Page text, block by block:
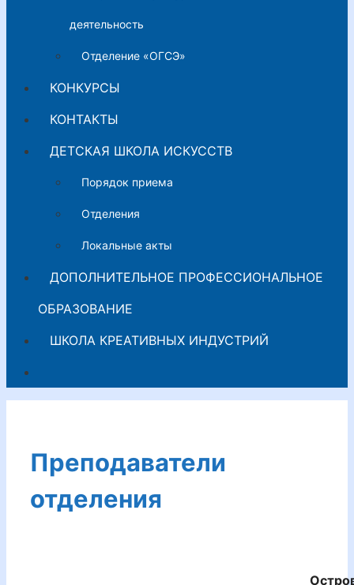
деятельность
Отделение «ОГСЭ»
КОНКУРСЫ
КОНТАКТЫ
ДЕТСКАЯ ШКОЛА ИСКУССТВ
Порядок приема
Отделения
Локальные акты
ДОПОЛНИТЕЛЬНОЕ ПРОФЕССИОНАЛЬНОЕ
ОБРАЗОВАНИЕ
ШКОЛА КРЕАТИВНЫХ ИНДУСТРИЙ
Преподаватели
отделения